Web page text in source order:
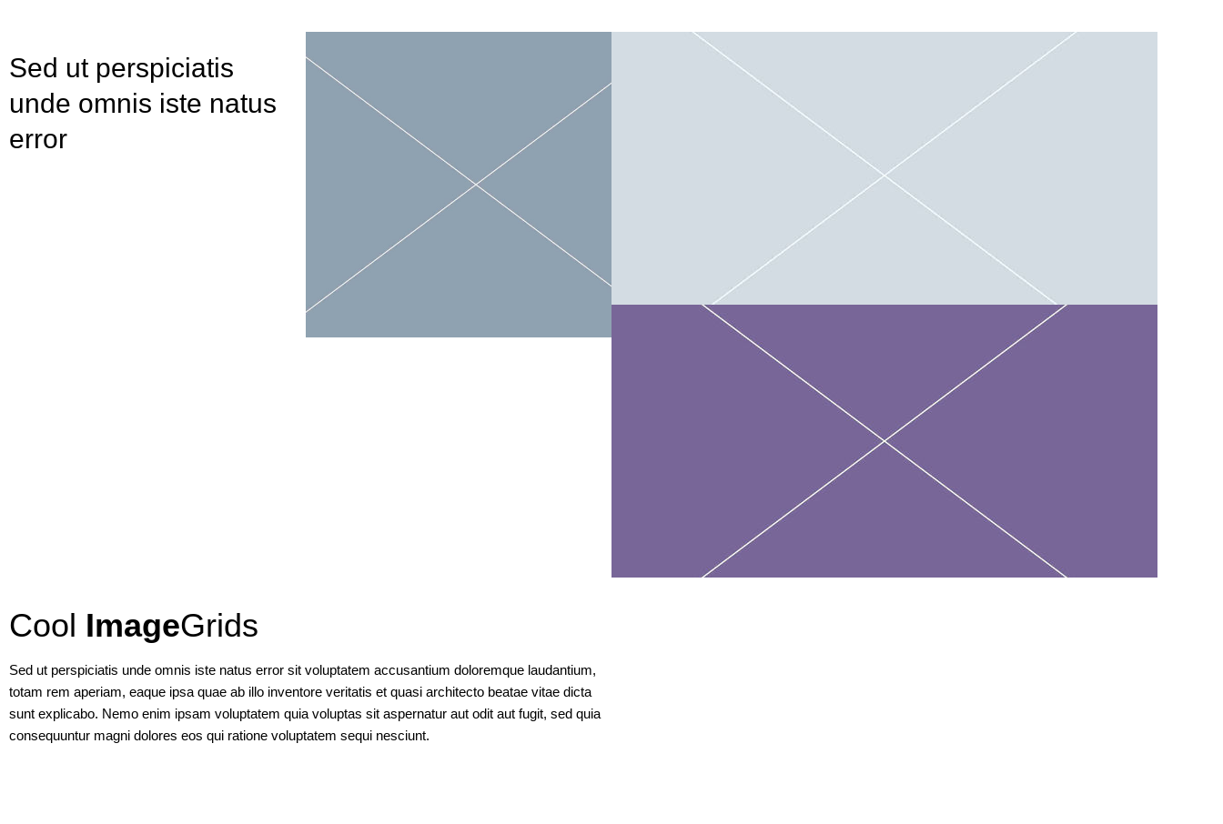
Sed ut perspiciatis
unde omnis iste natus
error
Cool ImageGrids
Sed ut perspiciatis unde omnis iste natus error sit voluptatem accusantium doloremque laudantium,
totam rem aperiam, eaque ipsa quae ab illo inventore veritatis et quasi architecto beatae vitae dicta
sunt explicabo. Nemo enim ipsam voluptatem quia voluptas sit aspernatur aut odit aut fugit, sed quia
consequuntur magni dolores eos qui ratione voluptatem sequi nesciunt.